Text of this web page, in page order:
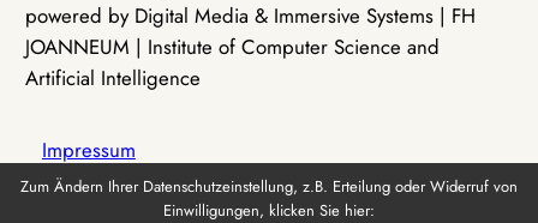
powered by Digital Media & Immersive Systems | FH
JOANNEUM | Institute of Computer Science and
Artificial Intelligence
Impressum
Zum Ändern Ihrer Datenschutzeinstellung, z.B. Erteilung oder Widerruf von
Einwilligungen, klicken Sie hier: